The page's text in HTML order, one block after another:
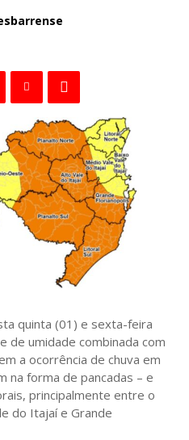
quinta (01) e sexta-feira
de umidade combinada com
a ocorrência de chuva em
na forma de pancadas – e
principalmente entre o
do Itajaí e Grande